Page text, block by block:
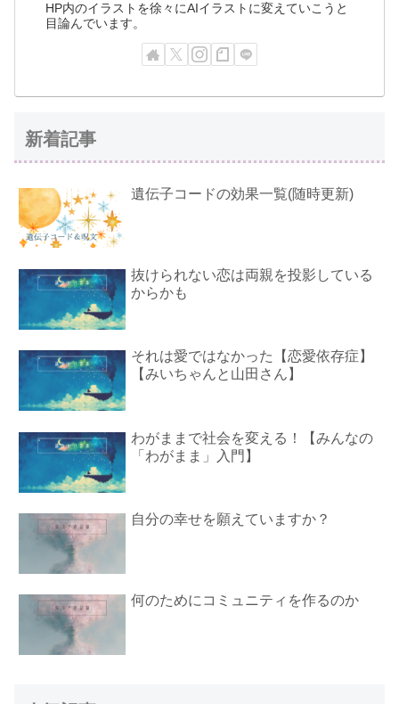
HP内のイラストを徐々にAIイラストに変えていこうと
目論んでいます。
新着記事
遺伝子コードの効果一覧(随時更新)
抜けられない恋は両親を投影している
からかも
それは愛ではなかった【恋愛依存症】
【みいちゃんと山田さん】
わがままで社会を変える！【みんなの
「わがまま」入門】
自分の幸せを願えていますか？
何のためにコミュニティを作るのか